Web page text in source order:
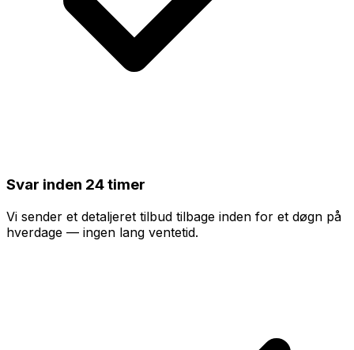
Svar inden 24 timer
Vi sender et detaljeret tilbud tilbage inden for et døgn på
hverdage — ingen lang ventetid.